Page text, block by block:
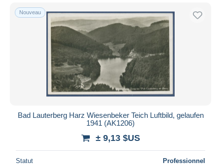
Nouveau
Bad Lauterberg Harz Wiesenbeker Teich Luftbild, gelaufen
1941 (AK1206)
± 9,13 $US
Statut Professionnel